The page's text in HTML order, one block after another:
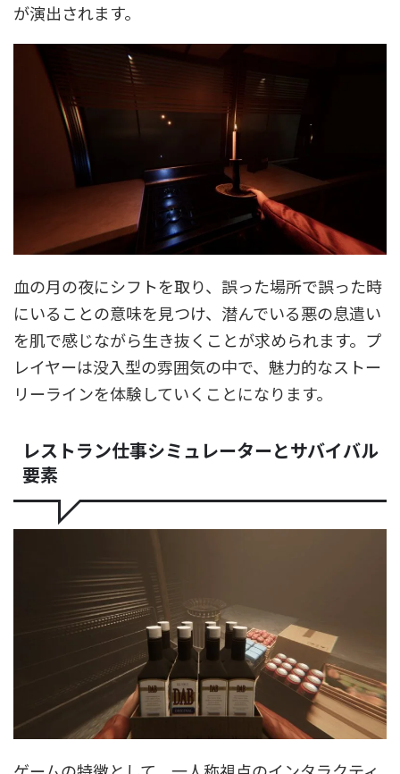
が演出されます。
血の月の夜にシフトを取り、誤った場所で誤った時
にいることの意味を見つけ、潜んでいる悪の息遣い
を肌で感じながら生き抜くことが求められます。プ
レイヤーは没入型の雰囲気の中で、魅力的なストー
リーラインを体験していくことになります。
レストラン仕事シミュレーターとサバイバル
要素